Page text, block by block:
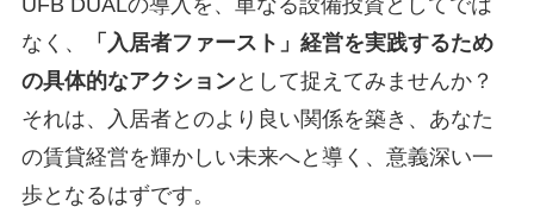
UFB DUALの導入を、単なる設備投資としてでは
なく、
「入居者ファースト」経営を実践するため
の具体的なアクションとして捉えてみませんか？
それは、入居者とのより良い関係を築き、あなた
の賃貸経営を輝かしい未来へと導く、意義深い一
歩となるはずです。